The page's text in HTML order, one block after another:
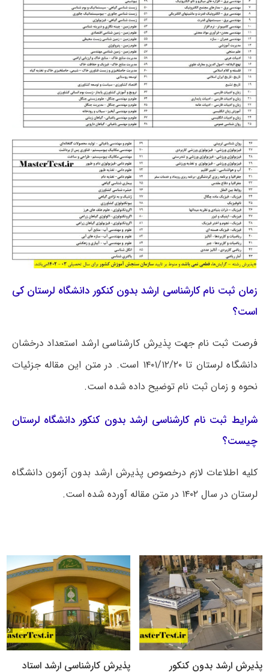
زمان ثبت نام کارشناسی ارشد بدون کنکور دانشگاه لرستان کی
است؟
فرصت ثبت نام جهت پذیرش کارشناسی ارشد استعداد درخشان
دانشگاه لرستان تا ۱۴۰۱/۱۲/۲۰ است. در متن این مقاله جزئیات
نحوه و زمان ثبت نام توضیح داده شده است.
شرایط ثبت نام کارشناسی ارشد بدون کنکور دانشگاه لرستان
چیست؟
کلیه اطلاعات لازم درخصوص پذیرش ارشد بدون آزمون دانشگاه
لرستان در سال ۱۴۰۲ در متن مقاله آورده شده است.
پذیرش ارشد بدون کنکور پذیرش کارشناسی ارشد استاد